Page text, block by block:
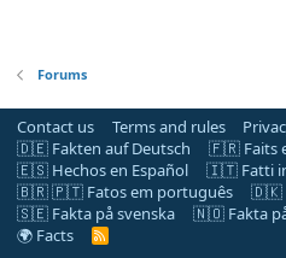
Forums
Contact us Terms and rules
🇩🇪 Fakten auf Deutsch
🇫🇷 Faits
🇪🇸 Hechos en Español
🇮🇹 Fatti
🇧🇷 🇵🇹 Fatos em português
🇩🇰
🇸🇪 Fakta på svenska
🇳🇴 Fakta
🌍 Facts
R